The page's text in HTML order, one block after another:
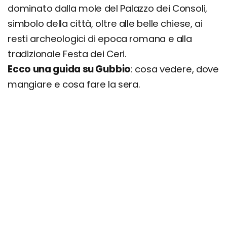
dominato dalla mole del Palazzo dei Consoli,
simbolo della città, oltre alle belle chiese, ai
resti archeologici di epoca romana e alla
tradizionale Festa dei Ceri.
Ecco una guida su Gubbio: cosa vedere, dove
mangiare e cosa fare la sera.